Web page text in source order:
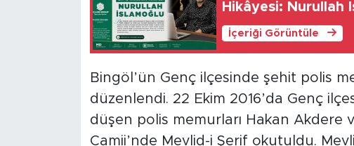
Hikâyesi: Nurullah
İçeriği Görüntüle
Bingöl’ün Genç ilçesinde şehit polis
düzenlendi. 22 Ekim 2016’da Genç
düşen polis memurları Hakan Akdere
Camii’nde Mevlid-i Şerif okutuldu.
Bingöl Kaza Haberleri